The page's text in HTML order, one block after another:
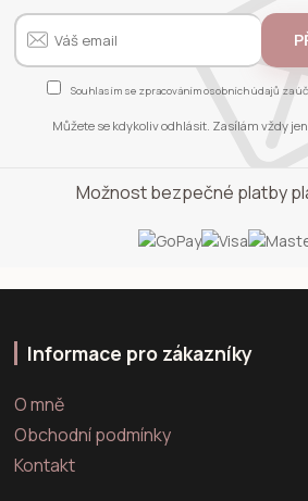
Souhlasím se zpracováním osobních údajů za
Můžete se kdykoliv odhlásit. Zasílám vždy
Možnost bezpečné platby
Informace pro zákazníky
O mně
Obchodní podmínky
Kontakt